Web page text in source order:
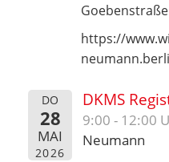
https://
DO
28
MAI
2026
DKMS
9:00 - 12:00
Neumann